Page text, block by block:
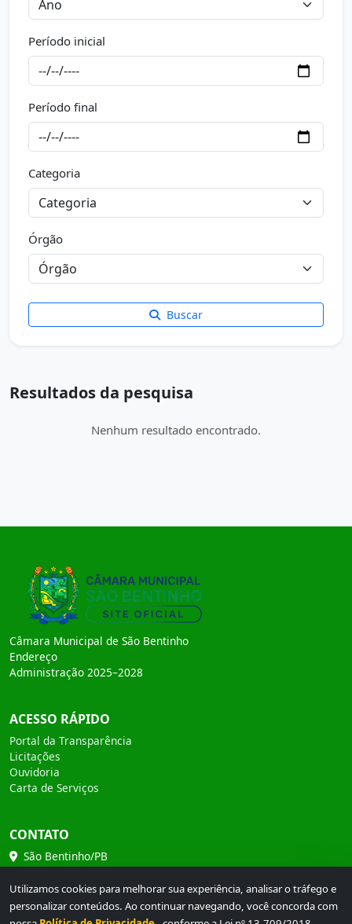
Período inicial
Período final
Categoria
Órgão
Buscar
Resultados da pesquisa
Nenhum resultado encontrado.
Câmara Municipal de São Bentinho
Endereço
Administração 2025–2028
ACESSO RÁPIDO
Portal da Transparência
Licitações
Ouvidoria
Carta de Serviços
CONTATO
São Bentinho/PB
(83) 99966-3000
diogenesaugusto@icloud.com.br
Utilizamos cookies para melhorar sua experiência, analisar o tráfego e
personalizar conteúdos. Ao continuar navegando, você concorda com